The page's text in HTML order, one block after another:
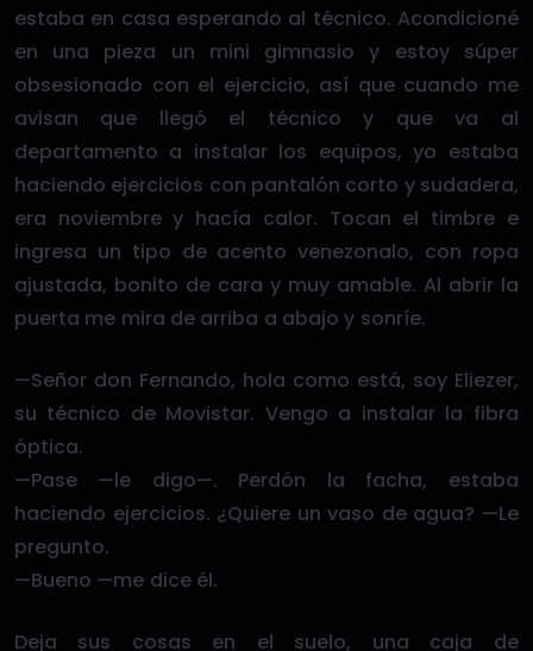
estaba en casa esperando al técnico. Acondicioné
en una pieza un mini gimnasio y estoy súper
obsesionado con el ejercicio, así que cuando me
avisan que llegó el técnico y que va al
departamento a instalar los equipos, yo estaba
haciendo ejercicios con pantalón corto y sudadera,
era noviembre y hacía calor. Tocan el timbre e
ingresa un tipo de acento venezonalo, con ropa
ajustada, bonito de cara y muy amable. Al abrir la
puerta me mira de arriba a abajo y sonríe.
—Señor don Fernando, hola como está, soy Eliezer,
su técnico de Movistar. Vengo a instalar la fibra
óptica.
—Pase —le digo—. Perdón la facha, estaba
haciendo ejercicios. ¿Quiere un vaso de agua? —Le
pregunto.
—Bueno —me dice él.
Deja sus cosas en el suelo, una caja de